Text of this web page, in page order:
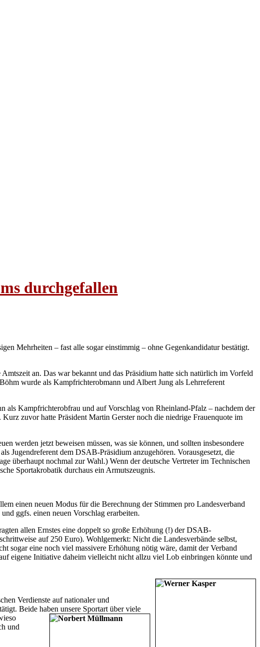
durchgefallen
Mehrheiten – fast alle sogar einstimmig – ohne Gegenkandidatur bestätigt.
an. Das war bekannt und das Präsidium hatte sich natürlich im Vorfeld
wurde als Kampfrichterobmann und Albert Jung als Lehrreferent
als Kampfrichterobfrau und auf Vorschlag von Rheinland-Pfalz – nachdem der
zuvor hatte Präsident Martin Gerster noch die niedrige Frauenquote im
werden jetzt beweisen müssen, was sie können, und sollten insbesondere
Jugendreferent dem DSAB-Präsidium anzugehören. Vorausgesetzt, die
überhaupt nochmal zur Wahl.) Wenn der deutsche Vertreter im Technischen
Sportakrobatik durchaus ein Armutszeugnis.
einen neuen Modus für die Berechnung der Stimmen pro Landesverband
ggfs. einen neuen Vorschlag erarbeiten.
allen Ernstes eine doppelt so große Erhöhung (!) der DSAB-
auf 250 Euro). Wohlgemerkt: Nicht die Landesverbände selbst,
sogar eine noch viel massivere Erhöhung nötig wäre, damit der Verband
eigene Initiative daheim vielleicht nicht allzu viel Lob einbringen könnte und
Verdienste auf nationaler und
Beide haben unsere Sportart über viele
und